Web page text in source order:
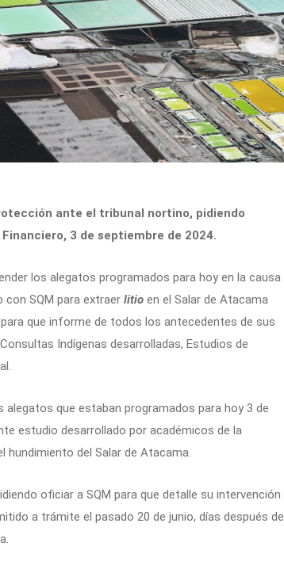
ante el tribunal nortino, pidiendo
3 de septiembre de 2024.
los alegatos programados para hoy en la causa
SQM para extraer litio en el Salar de Atacama
que informe de todos los antecedentes de sus
Indígenas desarrolladas, Estudios de
que estaban programados para hoy 3 de
estudio desarrollado por académicos de la
hundimiento del Salar de Atacama.
oficiar a SQM para que detalle su intervención
a trámite el pasado 20 de junio, días después de